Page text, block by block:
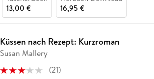
13,00 €
16,95 €
Küssen nach Rezept: Kurzroman
Susan Mallery
(21)